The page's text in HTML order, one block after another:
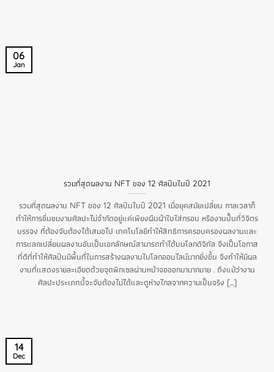
รวมที่สุดผลงาน NFT ของ 12 ศิลปินในปี 2021
รวมที่สุดผลงาน NFT ของ 12 ศิลปินในปี 2021 เมื่อยุคสมัยเปลี่ยน กาลเวลาก็
ทำให้การชื่นชมงานศิลปะไม่จำกัดอยู่แค่เพียงผืนผ้าใบใส่กรอบ หรืองานปั้นที่วิจิตร
บรรจง ที่ต้องจับต้องได้เสมอไป เทคโนโลยีทำให้สิทธิการครอบครองผลงานและ
การแลกเปลี่ยนผลงานอันเป็นเอกลักษณ์สามารถทำได้บนโลกดิจิทัล จึงเป็นโอกาส
ที่ดีที่ทำให้ศิลปินมีพื้นที่ในการสร้างผลงานในโลกออนไลน์มากยิ่งขึ้น จึงทำให้มีผล
งานที่แสดงรายละเอียดด้วยจุดพิกเซลผ่านหน้าจอออกมามากมาย . ถึงแม้ว่างาน
ศิลปะประเภทนี้จะจับต้องไม่ได้และดูห่างไกลจากความเป็นจริง [...]
06
Jan
14
Dec